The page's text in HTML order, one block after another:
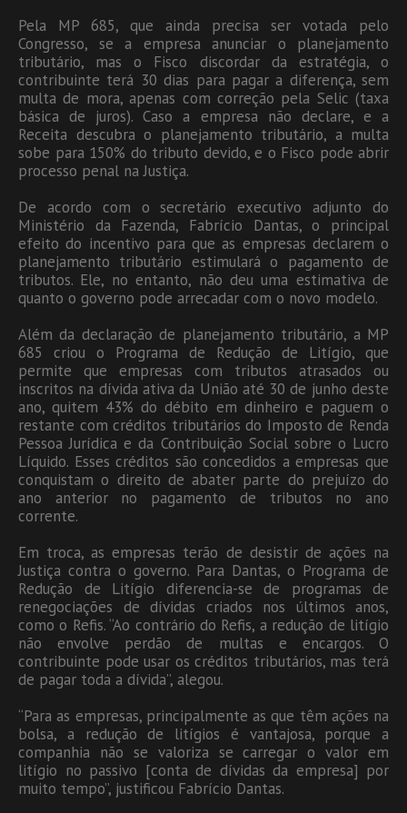
Pela MP 685, que ainda precisa ser votada pelo
Congresso, se a empresa anunciar o planejamento
tributário, mas o Fisco discordar da estratégia, o
contribuinte terá 30 dias para pagar a diferença, sem
multa de mora, apenas com correção pela Selic (taxa
básica de juros). Caso a empresa não declare, e a
Receita descubra o planejamento tributário, a multa
sobe para 150% do tributo devido, e o Fisco pode abrir
processo penal na Justiça.
De acordo com o secretário executivo adjunto do
Ministério da Fazenda, Fabrício Dantas, o principal
efeito do incentivo para que as empresas declarem o
planejamento tributário estimulará o pagamento de
tributos. Ele, no entanto, não deu uma estimativa de
quanto o governo pode arrecadar com o novo modelo.
Além da declaração de planejamento tributário, a MP
685 criou o Programa de Redução de Litígio, que
permite que empresas com tributos atrasados ou
inscritos na dívida ativa da União até 30 de junho deste
ano, quitem 43% do débito em dinheiro e paguem o
restante com créditos tributários do Imposto de Renda
Pessoa Jurídica e da Contribuição Social sobre o Lucro
Líquido. Esses créditos são concedidos a empresas que
conquistam o direito de abater parte do prejuízo do
ano anterior no pagamento de tributos no ano
corrente.
Em troca, as empresas terão de desistir de ações na
Justiça contra o governo. Para Dantas, o Programa de
Redução de Litígio diferencia-se de programas de
renegociações de dívidas criados nos últimos anos,
como o Refis. “Ao contrário do Refis, a redução de litígio
não envolve perdão de multas e encargos. O
contribuinte pode usar os créditos tributários, mas terá
de pagar toda a dívida”, alegou.
“Para as empresas, principalmente as que têm ações na
bolsa, a redução de litígios é vantajosa, porque a
companhia não se valoriza se carregar o valor em
litígio no passivo [conta de dívidas da empresa] por
muito tempo”, justificou Fabrício Dantas.